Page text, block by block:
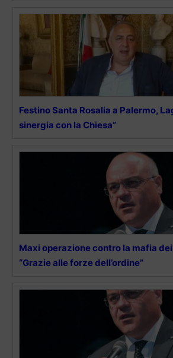
Festino Santa Rosalia a Palermo,
sinergia con la Chiesa”
Maxi operazione contro la mafia
“Grazie alle forze dell’ordine”